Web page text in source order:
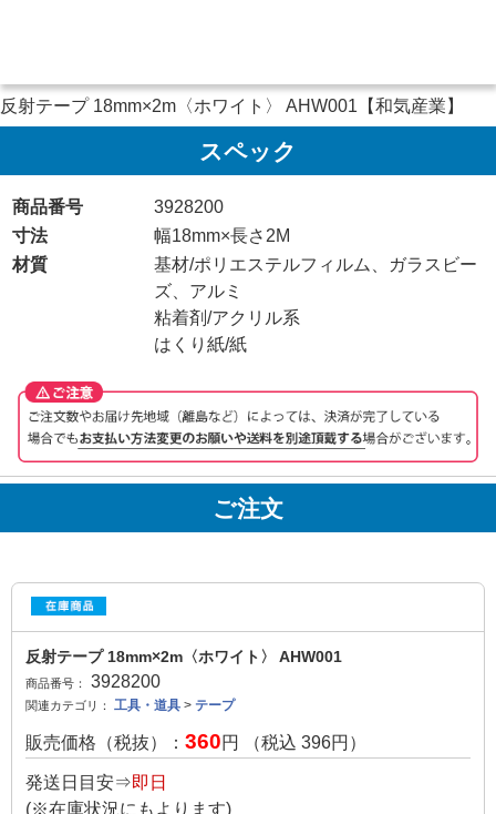
反射テープ 18mm×2m〈ホワイト〉 AHW001【和気産業】
スペック
商品番号
3928200
寸法
幅18mm×長さ2M
材質
基材/ポリエステルフィルム、ガラスビー
ズ、アルミ
粘着剤/アクリル系
はくり紙/紙
ご注文
反射テープ 18mm×2m〈ホワイト〉 AHW001
商品番号： 3928200
関連カテゴリ： 工具・道具 > テープ
販売価格（税抜）： 360円 （税込 396円）
発送日目安⇒即日
(※在庫状況にもよります)